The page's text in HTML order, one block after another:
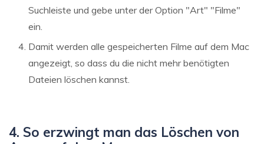
Suchleiste und gebe unter der Option "Art" "Filme"
ein.
Damit werden alle gespeicherten Filme auf dem Mac
angezeigt, so dass du die nicht mehr benötigten
Dateien löschen kannst.
4. So erzwingt man das Löschen von